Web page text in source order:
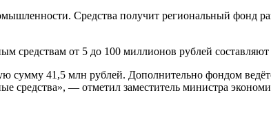
Средства получит региональный фонд
средствам от 5 до 100 миллионов рублей
41,5 млн рублей. Дополнительно фондом
— отметил заместитель министра